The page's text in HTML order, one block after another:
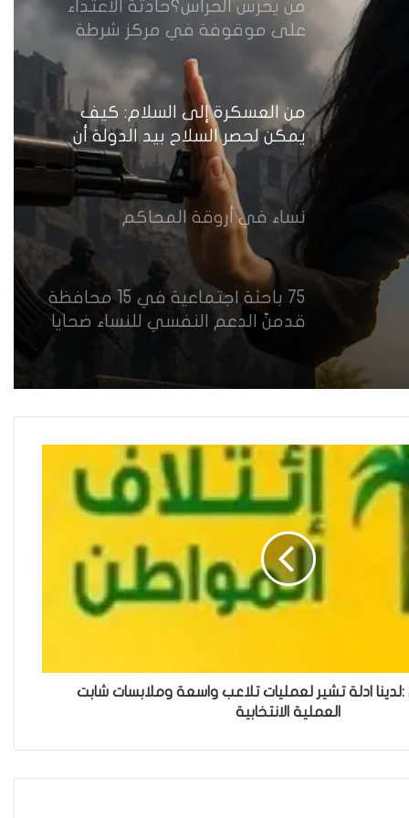
من يحرس الحراس؟حادثة الاعتداء
على موقوفة في مركز شرطة
النهضة تضع وزارة الداخلية العراقية
أمام اختبار حماية النساء واستعادة
الثقة
من العسكرة إلى السلام: كيف
يمكن لحصر السلاح بيد الدولة أن
يعزز تنفيذ القرار 1325 في العراق؟
نساء في أروقة المحاكم
75 باحثة اجتماعية في 15 محافظة
قدمنّ الدعم النفسي للنساء ضحايا
العنف في العراق
العراقية تكسر القيد نحو فضاء
الحرية
“كون آي” لماذا تركت وظيفتها
نينوى تسجل اعلى رقم بتصديق
:لدينا ادلة تشير لعمليات تلاعب واسعة وملابسات شابت
العملية الانتخابية